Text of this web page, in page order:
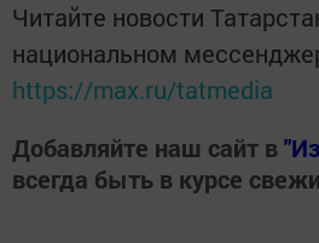
Читайте новости
национальном
https://max.ru/tatmedia
Добавляйте наш сайт в
всегда быть в курсе